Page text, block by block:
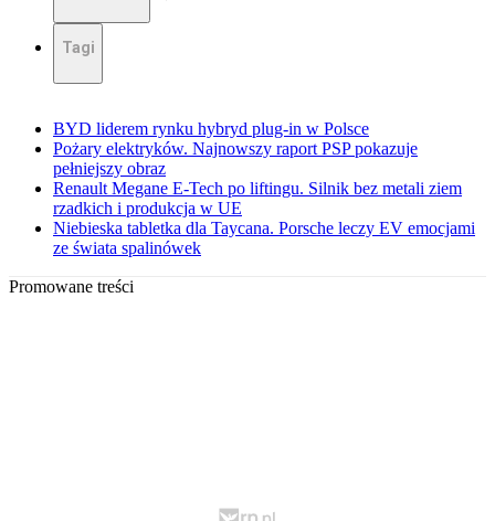
Tagi
BYD liderem rynku hybryd plug-in w Polsce
Pożary elektryków. Najnowszy raport PSP pokazuje
pełniejszy obraz
Renault Megane E-Tech po liftingu. Silnik bez metali ziem
rzadkich i produkcja w UE
Niebieska tabletka dla Taycana. Porsche leczy EV emocjami
ze świata spalinówek
Promowane treści